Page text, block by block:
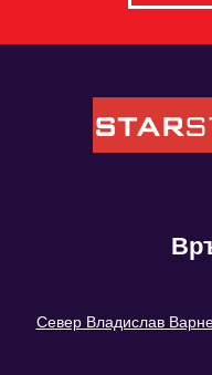
Север Владислав